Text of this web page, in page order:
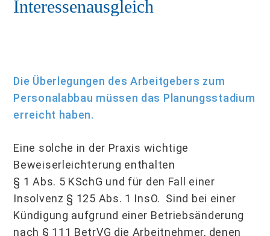
Interessenausgleich
Die Überlegungen des Arbeitgebers zum
Personalabbau müssen das Planungsstadium
erreicht haben.
Eine solche in der Praxis wichtige
Beweiserleichterung enthalten
§ 1 Abs. 5 KSchG und für den Fall einer
Insolvenz § 125 Abs. 1 InsO. Sind bei einer
Kündigung aufgrund einer Betriebsänderung
nach § 111 BetrVG die Arbeitnehmer, denen